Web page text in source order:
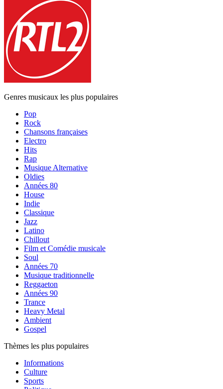
Genres musicaux les plus populaires
Pop
Rock
Chansons françaises
Electro
Hits
Rap
Musique Alternative
Oldies
Années 80
House
Indie
Classique
Jazz
Latino
Chillout
Film et Comédie musicale
Soul
Années 70
Musique traditionnelle
Reggaeton
Années 90
Trance
Heavy Metal
Ambient
Gospel
Thèmes les plus populaires
Informations
Culture
Sports